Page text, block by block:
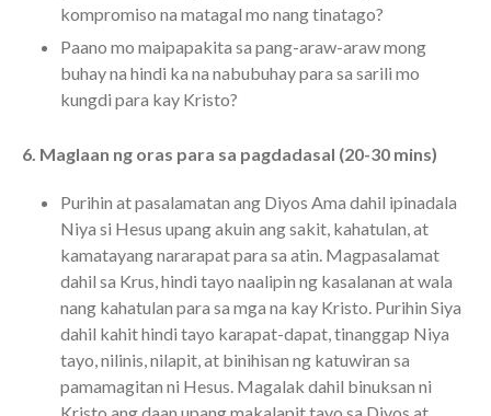
kompromiso na matagal mo nang tinatago?
Paano mo maipapakita sa pang-araw-araw mong
buhay na hindi ka na nabubuhay para sa sarili mo
kungdi para kay Kristo?
6. Maglaan ng oras para sa pagdadasal (20-30 mins)
Purihin at pasalamatan ang Diyos Ama dahil ipinadala
Niya si Hesus upang akuin ang sakit, kahatulan, at
kamatayang nararapat para sa atin. Magpasalamat
dahil sa Krus, hindi tayo naalipin ng kasalanan at wala
nang kahatulan para sa mga na kay Kristo. Purihin Siya
dahil kahit hindi tayo karapat-dapat, tinanggap Niya
tayo, nilinis, nilapit, at binihisan ng katuwiran sa
pamamagitan ni Hesus. Magalak dahil binuksan ni